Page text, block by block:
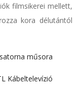
filmsikerei mellett,
kora délutántól
műsora
Kábeltelevízió